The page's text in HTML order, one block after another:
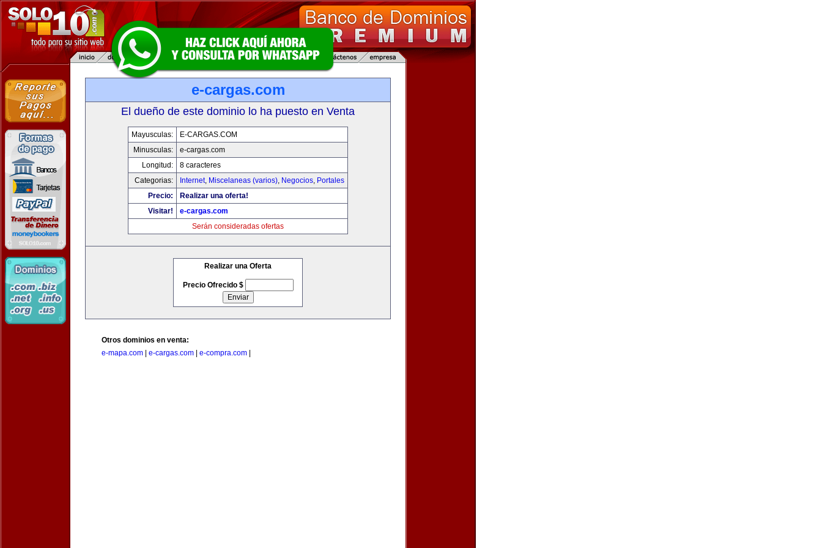
e-cargas.com
El dueño de este dominio lo ha puesto en Venta
Mayusculas:
E-CARGAS.COM
Minusculas:
e-cargas.com
Longitud:
8 caracteres
Categorias:
Internet, Miscelaneas (varios), Negocios, Portales
Precio:
Realizar una oferta!
Visitar!
e-cargas.com
Serán consideradas ofertas
Realizar una Oferta
Precio Ofrecido $
Otros dominios en venta:
e-mapa.com
e-cargas.com e-compra.com